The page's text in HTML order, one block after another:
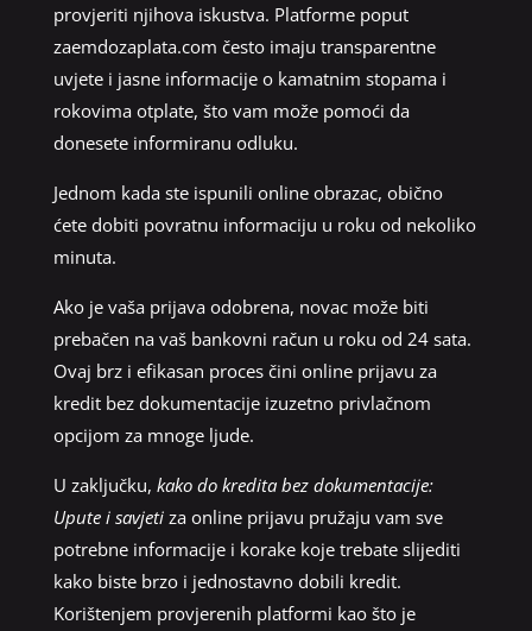
provjeriti njihova iskustva. Platforme poput
zaemdozaplata.com često imaju transparentne
uvjete i jasne informacije o kamatnim stopama i
rokovima otplate, što vam može pomoći da
donesete informiranu odluku.
Jednom kada ste ispunili online obrazac, obično
ćete dobiti povratnu informaciju u roku od nekoliko
minuta.
Ako je vaša prijava odobrena, novac može biti
prebačen na vaš bankovni račun u roku od 24 sata.
Ovaj brz i efikasan proces čini online prijavu za
kredit bez dokumentacije izuzetno privlačnom
opcijom za mnoge ljude.
U zaključku, kako do kredita bez dokumentacije:
Upute i savjetiza online prijavu pružaju vam sve
potrebne informacije i korake koje trebate slijediti
kako biste brzo i jednostavno dobili kredit.
Korištenjem provjerenih platformi kao što je